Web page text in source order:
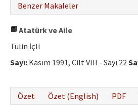
Benzer Makaleler
Atatürk ve Aile
Tülin İçli
Sayı: Kasım 1991, Cilt VIII - Sayı 22
Özet
Özet (English) PDF